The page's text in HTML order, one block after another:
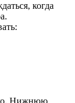
когда